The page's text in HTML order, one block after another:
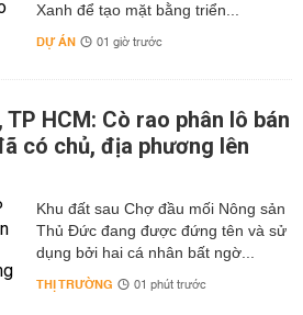
Xanh để tạo mặt bằng triển...
DỰ ÁN 01 giờ trước
TP HCM: Cò rao phân lô bán
có chủ, địa phương lên
Khu đất sau Chợ đầu mối Nông sản
Thủ Đức đang được đứng tên và sử
dụng bởi hai cá nhân bất ngờ...
THỊ TRƯỜNG 01 phút trước